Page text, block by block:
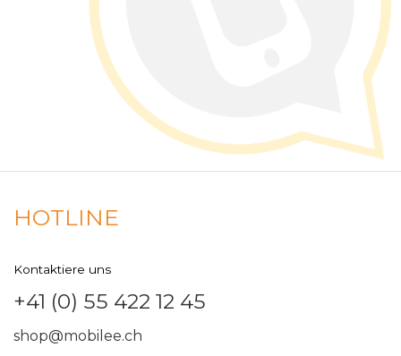
HOTLINE
Kontaktiere uns
+41 (0) 55 422 12 45
shop@mobilee.ch